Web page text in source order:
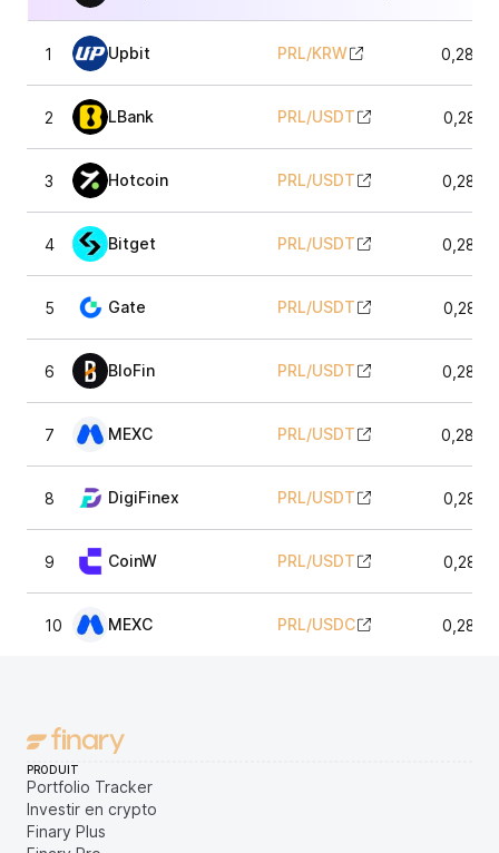
1 Upbit PRL/KRW
2 LBank PRL/USDT
3 Hotcoin PRL/USDT
4 Bitget PRL/USDT
5 Gate PRL/USDT
6 BloFin PRL/USDT
7 MEXC PRL/USDT
8 DigiFinex PRL/USDT
9 CoinW PRL/USDT
10 MEXC PRL/USDC
PRODUIT
Portfolio Tracker
Investir en crypto
Finary Plus